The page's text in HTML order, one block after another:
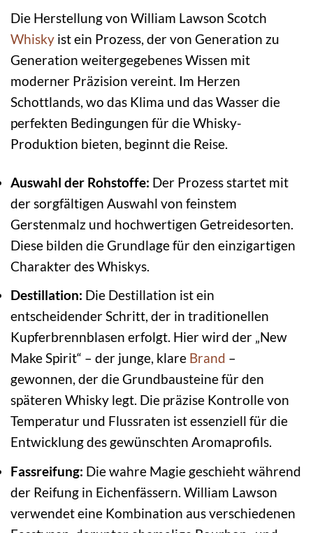
Die Herstellung von William Lawson Scotch
Whisky ist ein Prozess, der von Generation zu
Generation weitergegebenes Wissen mit
moderner Präzision vereint. Im Herzen
Schottlands, wo das Klima und das Wasser die
perfekten Bedingungen für die Whisky-
Produktion bieten, beginnt die Reise.
Auswahl der Rohstoffe: Der Prozess startet mit
der sorgfältigen Auswahl von feinstem
Gerstenmalz und hochwertigen Getreidesorten.
Diese bilden die Grundlage für den einzigartigen
Charakter des Whiskys.
Destillation: Die Destillation ist ein
entscheidender Schritt, der in traditionellen
Kupferbrennblasen erfolgt. Hier wird der „New
Make Spirit“ – der junge, klare Brand –
gewonnen, der die Grundbausteine für den
späteren Whisky legt. Die präzise Kontrolle von
Temperatur und Flussraten ist essenziell für die
Entwicklung des gewünschten Aromaprofils.
Fassreifung: Die wahre Magie geschieht während
der Reifung in Eichenfässern. William Lawson
verwendet eine Kombination aus verschiedenen